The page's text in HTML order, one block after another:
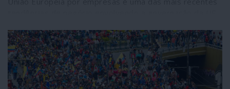
conflitos de interesses e acentuem promiscuidades
comercializando os direitos dos cidadãos europeus e
tornando instituições públicas influenciadas por
estratégias privadas. É o domínio da arbitrariedade
neoliberal.